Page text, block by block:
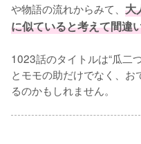
や物語の流れからみて、 大
に似ていると考えて間違
1023話のタイトルは“瓜二
とモモの助だけでなく、
るのかもしれません。